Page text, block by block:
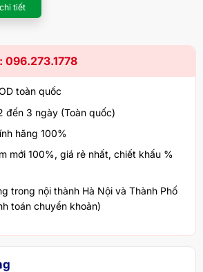
tiết
096.273.1778
toàn quốc
đến 3 ngày (Toàn quốc)
hãng 100%
mới 100%, giá rẻ nhất, chiết khấu %
trong nội thành Hà Nội và Thành Phố
toán chuyển khoản)